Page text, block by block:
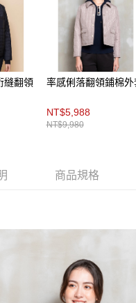
」，若未經同意申辦者引起之損失
先享後付」時，將依據個別帳號
上限額度；若仍有額度不足之情形
認證。
多個帳號或使用他人資訊註冊。若
公司將有權停止該用戶之使用額度
縫翻領
率感俐落翻領鋪棉外
NT$5,988
NT$9,980
商品規格